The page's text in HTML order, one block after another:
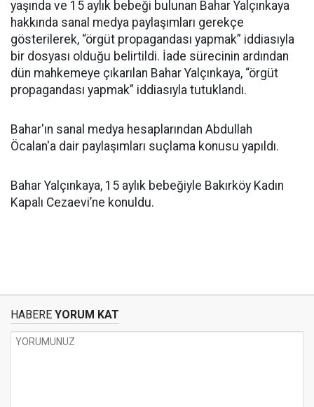
yaşında ve 15 aylık bebeği bulunan Bahar Yalçınkaya
hakkında sanal medya paylaşımları gerekçe
gösterilerek, “örgüt propagandası yapmak” iddiasıyla
bir dosyası olduğu belirtildi. İade sürecinin ardından
dün mahkemeye çıkarılan Bahar Yalçınkaya, “örgüt
propagandası yapmak” iddiasıyla tutuklandı.
Bahar'ın sanal medya hesaplarından Abdullah
Öcalan'a dair paylaşımları suçlama konusu yapıldı.
Bahar Yalçınkaya, 15 aylık bebeğiyle Bakırköy Kadın
Kapalı Cezaevi’ne konuldu.
HABERE YORUM KAT